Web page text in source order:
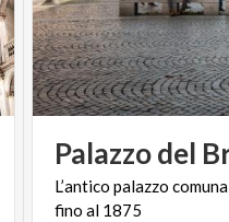
Palazzodel
L’antico palazzo
fino al 1875